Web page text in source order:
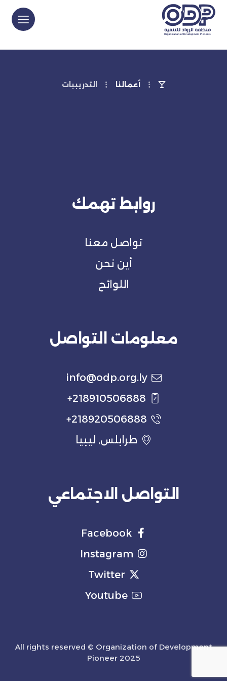
أعمالنا التدريببات
روابط تهمك
تواصل معنا
أين نحن
اللوائح
معلومات التواصل
info@odp.org.ly
218910506888+
218920506888+
طرابلس, ليبيا
التواصل الاجتماعي
Facebook
Instagram
Twitter
Youtube
All rights reserved © Organization of Development
Pioneer 2025